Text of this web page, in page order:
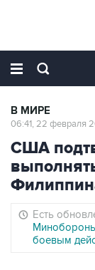
В МИРЕ
06:41, 22 февраля
США
Есть
боевым